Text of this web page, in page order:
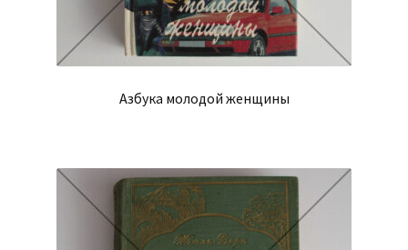
Азбука молодой женщины